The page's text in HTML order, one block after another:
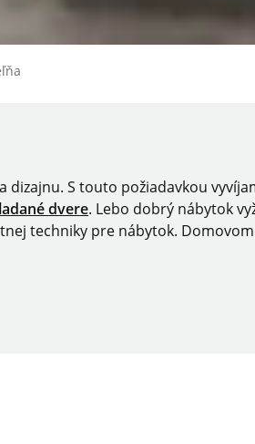
S touto požiadavkou
dvere. Lebo dobrý nábytok
techniky pre nábytok.